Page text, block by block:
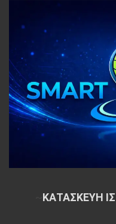
ΚΑΤΑΣΚΕΥΗ